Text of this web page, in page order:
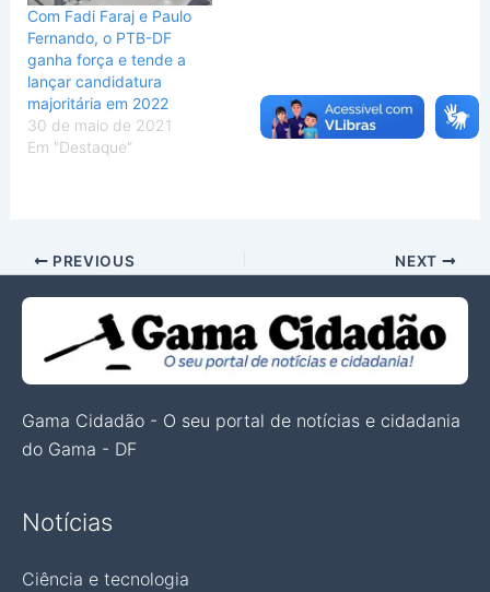
Com Fadi Faraj e Paulo
Fernando, o PTB-DF
ganha força e tende a
lançar candidatura
majoritária em 2022
30 de maio de 2021
Em "Destaque"
PREVIOUS NEXT
Gama Cidadão - O seu portal de notícias e cidadania
do Gama - DF
Notícias
Ciência e tecnologia